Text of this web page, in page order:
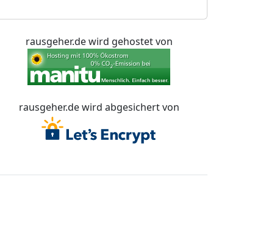
rausgeher.de wird gehostet von
rausgeher.de wird abgesichert von